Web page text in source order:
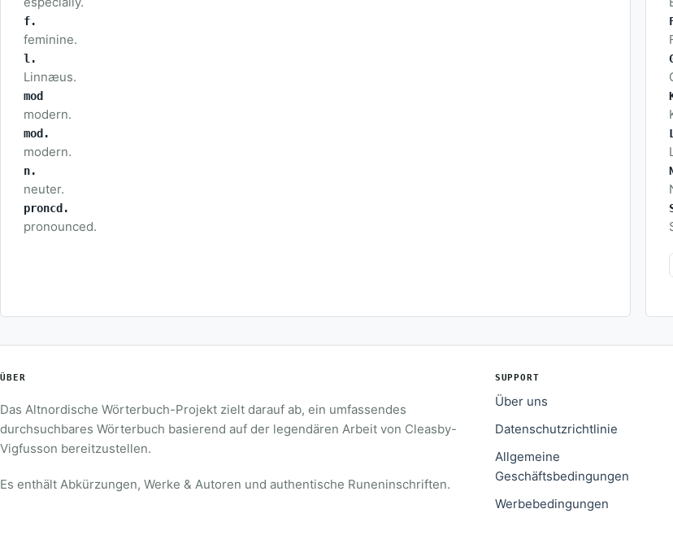
f.
feminine.
l.
Linnæus.
mod
modern.
mod.
modern.
n.
neuter.
proncd.
pronounced.
ÜBER
Das Altnordische Wörterbuch-Projekt zielt darauf ab, ein umfassendes
durchsuchbares Wörterbuch basierend auf der legendären Arbeit von Cleasby-
Vigfusson bereitzustellen.
Es enthält Abkürzungen, Werke & Autoren und authentische Runeninschriften.
SUPPORT
Über uns
Datenschutzrichtlinie
Allgemeine
Geschäftsbedingungen
Werbebedingungen